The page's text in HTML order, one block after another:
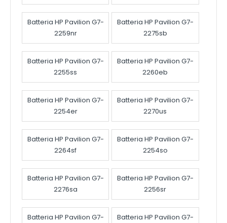
Batteria HP Pavilion G7-
2259nr
Batteria HP Pavilion G7-
2275sb
Batteria HP Pavilion G7-
2255ss
Batteria HP Pavilion G7-
2260eb
Batteria HP Pavilion G7-
2254er
Batteria HP Pavilion G7-
2270us
Batteria HP Pavilion G7-
2264sf
Batteria HP Pavilion G7-
2254so
Batteria HP Pavilion G7-
2276sa
Batteria HP Pavilion G7-
2256sr
Batteria HP Pavilion G7-
Batteria HP Pavilion G7-